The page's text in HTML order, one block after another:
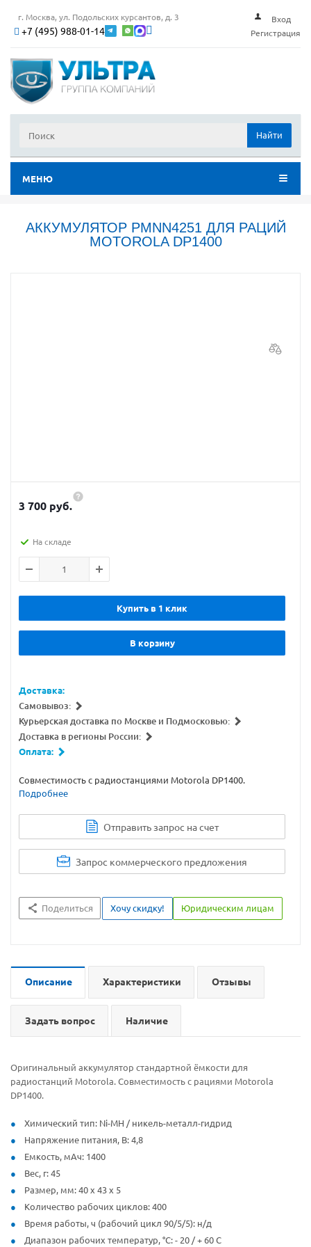
г. Москва, ул. Подольских курсантов, д. 3
+7 (495) 988-01-14
Вход
Регистрация
Найти
МЕНЮ
АККУМУЛЯТОР PMNN4251 ДЛЯ РАЦИЙ
MOTOROLA DP1400
3 700 руб.
На складе
Купить в 1 клик
В корзину
Доставка:
Самовывоз:
Курьерская доставка по Москве и Подмосковью:
Доставка в регионы России:
Оплата:
Совместимость с радиостанциями Motorola DP1400.
Подробнее
Отправить запрос на счет
Запрос коммерческого предложения
Поделиться Хочу скидку! Юридическим лицам
Описание Характеристики Отзывы
Задать вопрос Наличие
Оригинальный аккумулятор стандартной ёмкости для
радиостанций Motorola. Совместимость с рациями Motorola
DP1400.
Химический тип: Ni-MH / никель-металл-гидрид
Напряжение питания, В: 4,8
Емкость, мАч: 1400
Вес, г: 45
Размер, мм: 40 x 43 x 5
Количество рабочих циклов: 400
Время работы, ч (рабочий цикл 90/5/5): н/д
Диапазон рабочих температур, °С: - 20 / + 60 C